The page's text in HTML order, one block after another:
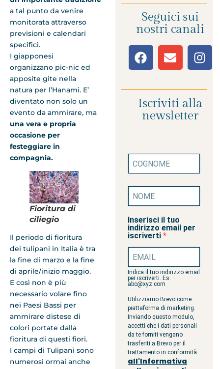
a tal punto da venire
monitorata attraverso
previsioni e calendari
specifici.
I giapponesi
organizzano pic-nic ed
apposite gite nella
natura per l’Hanami. E’
diventato non solo un
evento da ammirare, ma
una vera e propria
occasione per
festeggiare in
compagnia.
Fioritura di
ciliegio
Il periodo di fioritura
dei tulipani in Italia è tra
la fine di marzo e la fine
di aprile/inizio maggio.
E così non è più
necessario volare fino
nei Paesi Bassi per
ammirare distese di
colori portate dalla
fioritura di questi fiori.
I campi di Tulipani sono
numerosi ormai anche
Seguici sui
nostri canali
Iscriviti alla
newsletter
Inserisci il tuo
indirizzo email per
iscriverti
Indica il tuo indirizzo email
per iscriverti. Es.
abc@xyz.com
Utilizziamo Brevo come
piattaforma di marketing.
Inviando questo modulo,
accetti che i dati personali
da te forniti vengano
trasferiti a Brevo per il
trattamento in conformità
all'Informativa